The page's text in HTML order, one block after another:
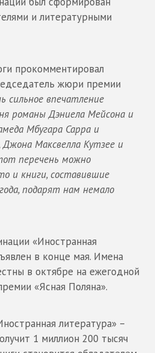
и литературными
прокомментировал
жюри премии
сильное впечатление
романы Дэниела Мейсона и
Мбугара Сарра и
Максвелла Кутзее и
перечень можно
и книги, составившие
подарят нам немало
«Иностранная
в конце мая. Имена
в октябре на ежегодной
«Ясная Поляна».
литература» –
1 миллион 200 тысяч